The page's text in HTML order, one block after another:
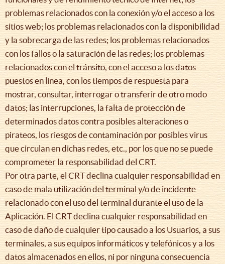
problemas relacionados con la conexión y/o el acceso a los
sitios web; los problemas relacionados con la disponibilidad
y la sobrecarga de las redes; los problemas relacionados
con los fallos o la saturación de las redes; los problemas
relacionados con el tránsito, con el acceso a los datos
puestos en línea, con los tiempos de respuesta para
mostrar, consultar, interrogar o transferir de otro modo
datos; las interrupciones, la falta de protección de
determinados datos contra posibles alteraciones o
pirateos, los riesgos de contaminación por posibles virus
que circulan en dichas redes, etc., por los que no se puede
comprometer la responsabilidad del CRT.
Por otra parte, el CRT declina cualquier responsabilidad en
caso de mala utilización del terminal y/o de incidente
relacionado con el uso del terminal durante el uso de la
Aplicación. El CRT declina cualquier responsabilidad en
caso de daño de cualquier tipo causado a los Usuarios, a sus
terminales, a sus equipos informáticos y telefónicos y a los
datos almacenados en ellos, ni por ninguna consecuencia